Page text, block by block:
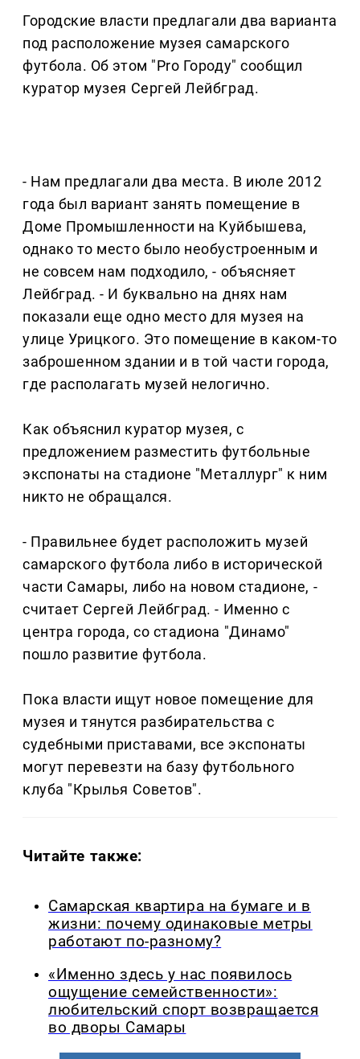
Городские власти предлагали два варианта
под расположение музея самарского
футбола. Об этом "Pro Городу" сообщил
куратор музея Сергей Лейбград.
- Нам предлагали два места. В июле 2012
года был вариант занять помещение в
Доме Промышленности на Куйбышева,
однако то место было необустроенным и
не совсем нам подходило, - объясняет
Лейбград. - И буквально на днях нам
показали еще одно место для музея на
улице Урицкого. Это помещение в каком-то
заброшенном здании и в той части города,
где располагать музей нелогично.
Как объяснил куратор музея, с
предложением разместить футбольные
экспонаты на стадионе "Металлург" к ним
никто не обращался.
- Правильнее будет расположить музей
самарского футбола либо в исторической
части Самары, либо на новом стадионе, -
считает Сергей Лейбград. - Именно с
центра города, со стадиона "Динамо"
пошло развитие футбола.
Пока власти ищут новое помещение для
музея и тянутся разбирательства с
судебными приставами, все экспонаты
могут перевезти на базу футбольного
клуба "Крылья Советов".
Читайте также:
Самарская квартира на бумаге и в
жизни: почему одинаковые метры
работают по-разному?
«Именно здесь у нас появилось
ощущение семейственности»:
любительский спорт возвращается
во дворы Самары